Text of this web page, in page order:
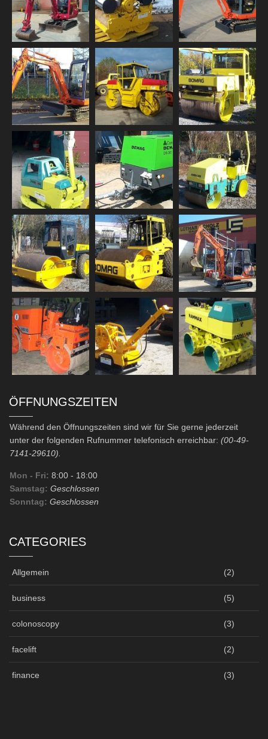
ÖFFNUNGSZEITEN
Während den Öffnungszeiten sind wir für Sie gerne jederzeit
unter der folgenden Rufnummer telefonisch erreichbar: (00-49-
7141-29610).
Mon - Fri: 8:00 - 18:00
Samstag: Geschlossen
Sonntag: Geschlossen
CATEGORIES
Allgemein (2)
business (5)
colonoscopy (3)
facelift (2)
finance (3)